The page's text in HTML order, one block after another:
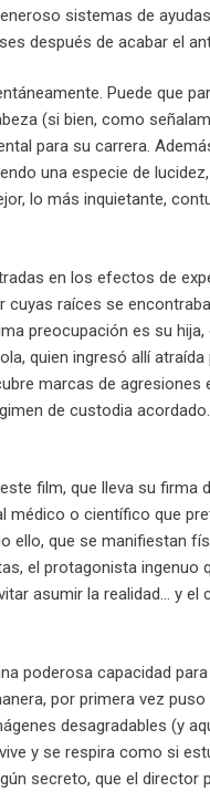
sistemas de
después de acabar el
Puede que
(si bien, como
para su carrera.
una especie de
lo más inquietante,
en los efectos de
raíces se
preocupación es su
quien ingresó allí
marcas de agresiones
de custodia
film, que lleva su firma
o científico que
que se manifiestan
el protagonista
asumir la realidad… y
poderosa capacidad
por primera vez
desagradables (y
y se respira como si
secreto, que el